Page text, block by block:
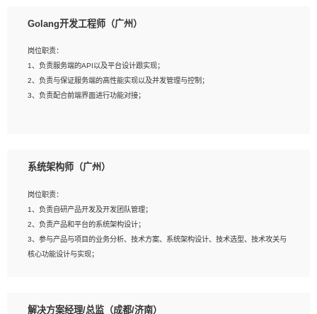
2、熟悉PostgreSQL、redis、MongoDB、ElasticSearch等开源数据库运维管理，
4、熟悉Hadoop、HBASE、Spark等大数据平台优先。
5、熟悉linux或任意一种unix操作系统，如有较强操作系统侧工作经验者优先。
6、具备丰富的项目实施经验，较强的自我学习能力。
Golang开发工程师（广州）
岗位职责：
1、负责服务端的API以及平台设计跟实现；
2、负责与保证服务端的高性能实现以及并发管理与控制；
3、负责配合前端界面进行功能对接；
2、1年以上Golang开发工作经验，能独立完成相应项目开发；
与实现，熟悉常用开源框架及设计模式；
4、熟悉Golang、连接池、消息队列等组件使用、熟悉后端开发、测试、调试流程
跟工具使用；
5、对技术有激情，喜欢钻研，能快速接受和掌握新技术，学习能力和工作责任心
强，良好的沟通表达能力和团队协作能力。
系统架构师（广州）
岗位职责：
1、负责自研产品开发及开发团队管理；
2、负责产品和平台的系统架构设计；
3、参与产品与项目的业务分析、技术方案、系统架构设计、技术选型、技术攻关与
核心功能设计与实现；
解决方案经理/总监（成都/济南）